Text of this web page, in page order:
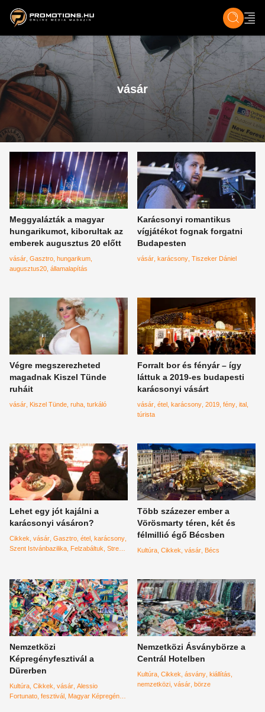
ZENE, FILM & KULT ÉLET TECH &
vásár
Meggyalázták a magyar
hungarikumot, kiborultak az
emberek augusztus 20 előtt
vásár Gasztro hungarikum
augusztus20 államalapítás
Karácsonyi romantikus
vígjátékot fognak forgatni
Budapesten
vásár karácsony Tiszeker Dániel
Végre megszerezheted
magadnak Kiszel Tünde
ruháit
vásár Kiszel Tünde ruha turkáló
Forralt bor és fényár – így
láttuk a 2019-es budapesti
karácsonyi vásárt
vásár étel karácsony 2019 fény ital
túrista
Lehet egy jót kajálni a
karácsonyi vásáron?
Cikkek vásár Gasztro étel karácsony
Szent Istvánbazilika Felzabáltuk Street
Több százezer ember a
Vörösmarty téren, két és
félmillió égő Bécsben
Kultúra Cikkek vásár Bécs
Nemzetközi
Képregényfesztivál a
Dürerben
Kultúra Cikkek vásár Alessio
Fortunato fesztivál Magyar Képregény
Nemzetközi Ásványbörze a
Centrál Hotelben
Kultúra Cikkek ásvány kiállítás
nemzetközi vásár börze